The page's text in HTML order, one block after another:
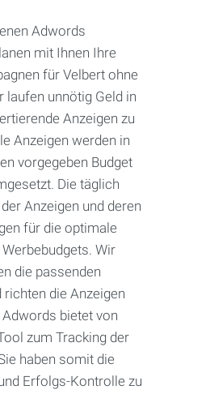
Adwords
mit Ihnen Ihre
für Velbert ohne
laufen unnötig Geld in
Anzeigen zu
Anzeigen werden in
vorgegeben Budget
Die täglich
Anzeigen und deren
für die optimale
Wir
die passenden
die Anzeigen
bietet von
zum Tracking der
haben somit die
Erfolgs-Kontrolle zu